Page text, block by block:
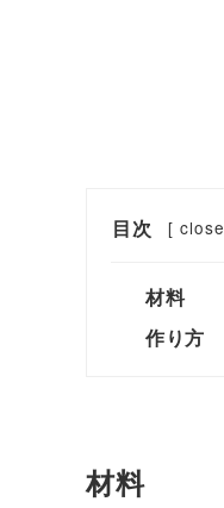
目次 [ close
材料
作り方
材料